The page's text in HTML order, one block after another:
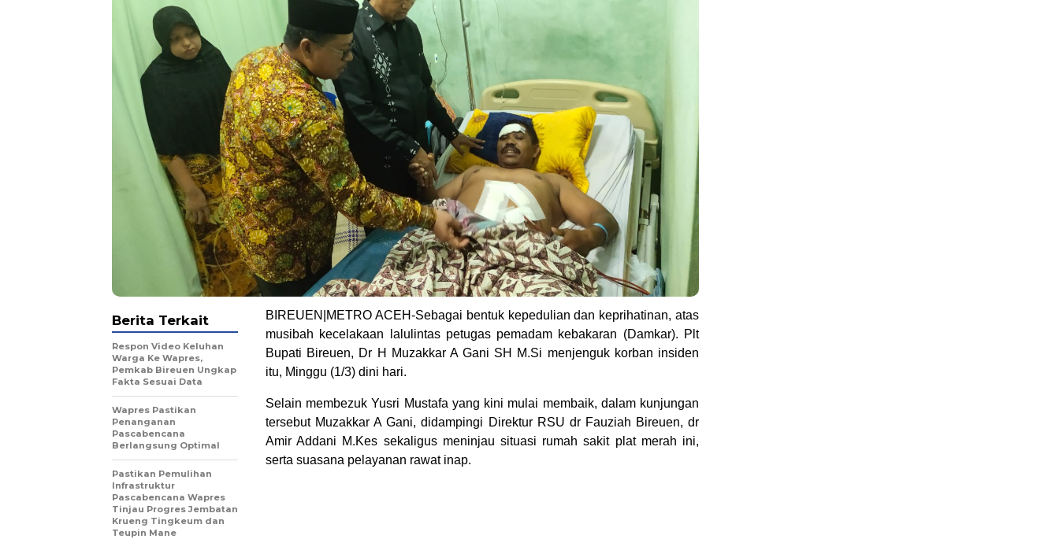
BIREUEN|METRO ACEH-Sebagai bentuk kepedulian dan keprihatinan, atas
musibah kecelakaan lalulintas petugas pemadam kebakaran (Damkar). Plt
Bupati Bireuen, Dr H Muzakkar A Gani SH M.Si menjenguk korban insiden
itu, Minggu (1/3) dini hari.
Selain membezuk Yusri Mustafa yang kini mulai membaik, dalam kunjungan
tersebut Muzakkar A Gani, didampingi Direktur RSU dr Fauziah Bireuen, dr
Amir Addani M.Kes sekaligus meninjau situasi rumah sakit plat merah ini,
serta suasana pelayanan rawat inap.
Berita Terkait
Respon Video Keluhan
Warga Ke Wapres,
Pemkab Bireuen Ungkap
Fakta Sesuai Data
Wapres Pastikan
Penanganan
Pascabencana
Berlangsung Optimal
Pastikan Pemulihan
Infrastruktur
Pascabencana Wapres
Tinjau Progres Jembatan
Krueng Tingkeum dan
Teupin Mane